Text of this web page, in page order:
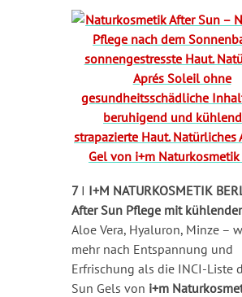
7 I I+M NATURKOSMETIK
After Sun Pflege mit
Aloe Vera, Hyaluron, Minze –
mehr nach Entspannung und
Erfrischung als die INCI-Liste
Sun Gels von i+m